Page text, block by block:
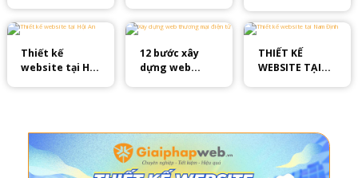
PHP!
Năng Ưu Việt
2025
Thiết kế
website tại Hội
12 bước xây
dựng web
THIẾT KẾ
WEBSITE TẠI